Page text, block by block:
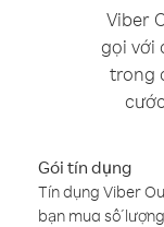
Viber
gọi với
trong
Gói tín dụng
Tín dụng Viber
bạn mua số